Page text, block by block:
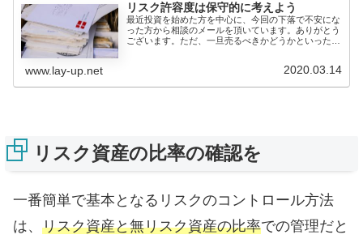
リスク許容度は保守的に考えよう
最近投資を始めた方を中心に、今回の下落で不安にな
った方から相談のメールを頂いています。ありがとう
ございます。ただ、一旦売るべきかどうかといった内
www.lay-up.net 2020.03.14
リスク資産の比率の確認を
一番簡単で基本となるリスクのコントロール方法
は、 リスク資産と無リスク資産の比率での管理だと